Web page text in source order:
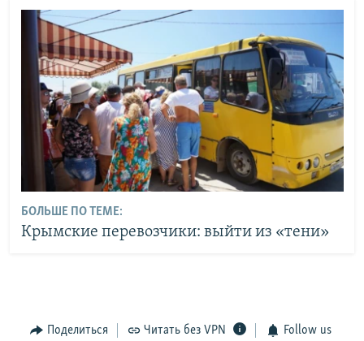
БОЛЬШЕ ПО ТЕМЕ:
Крымские перевозчики: выйти из «тени»
Поделиться Читать без VPN Follow us